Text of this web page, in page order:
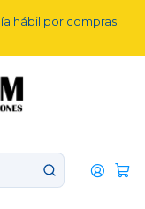
hábil por compras